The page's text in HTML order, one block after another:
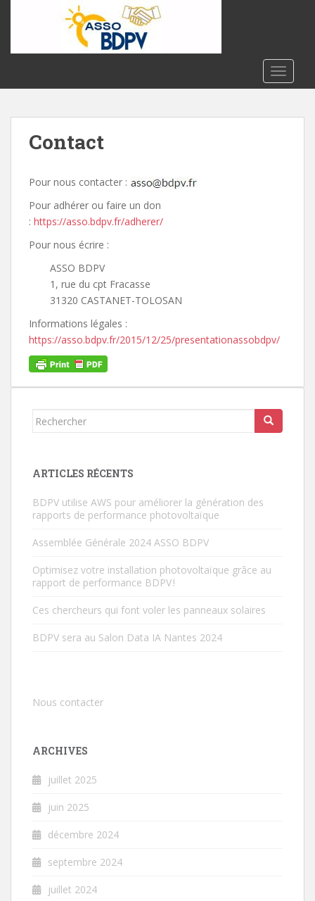
o
Contact
Pour nous contacter :
Pour adhérer ou faire un don
: https://asso.bdpv.fr/adherer/
Pour nous écrire :
ASSO BDPV
1, rue du cpt Fracasse
31320 CASTANET-TOLOSAN
Informations légales :
https://asso.bdpv.fr/2015/12/25/presentationassobdpv/
Rechercher...
ARTICLES RÉCENTS
BDPV utilise AWS pour améliorer la génération des
rapports de performance photovoltaïque
Assemblée Générale 2024 ASSO BDPV
Optimisez votre installation photovoltaïque grâce au
rapport de performance BDPV !
Ces chercheurs qui font voler les panneaux solaires
BDPV sera au Salon Data IA Nantes 2024
Nous contacter
ARCHIVES
juillet 2025
juin 2025
décembre 2024
septembre 2024
juillet 2024